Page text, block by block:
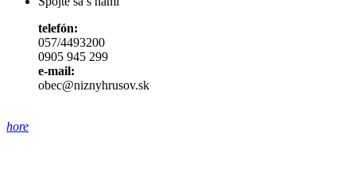
telefón:
057/4493200
0905 945 299
e-mail:
obec@niznyhrusov.sk
hore